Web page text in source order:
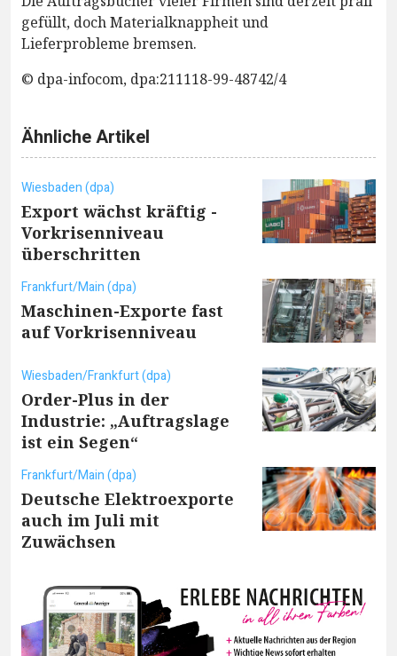
gefüllt, doch Materialknappheit und
Lieferprobleme bremsen.
© dpa-infocom, dpa:211118-99-48742/4
Ähnliche Artikel
Wiesbaden (dpa)
Export wächst kräftig -
Vorkrisenniveau
überschritten
Frankfurt/Main (dpa)
Maschinen-Exporte fast
auf Vorkrisenniveau
Wiesbaden/Frankfurt (dpa)
Order-Plus in der
Industrie: „Auftragslage
ist ein Segen“
Frankfurt/Main (dpa)
Deutsche Elektroexporte
auch im Juli mit
Zuwächsen